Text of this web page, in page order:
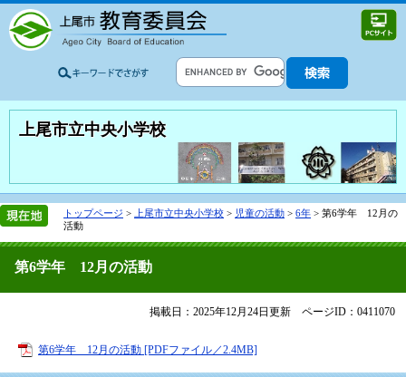
上尾市立中央小学校
トップページ > 上尾市立中央小学校 > 児童の活動 > 6年 > 第6学年 12月の
活動
第6学年 12月の活動
掲載日：2025年12月24日更新 ページID：0411070
第6学年 12月の活動 [PDFファイル／2.4MB]